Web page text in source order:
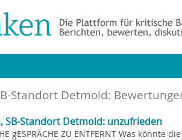
Standort Detmold:
SB-Standort Detmold: unzufrieden
gESPRÄCHE ZU ENTFERNT Was könnte